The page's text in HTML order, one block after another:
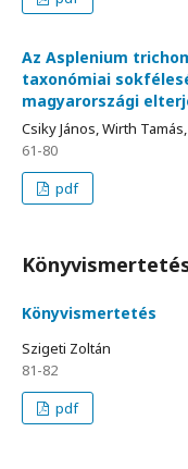
Az Asplenium
taxonómiai
magyarországi
Csiky János, Wirth
61-80
pdf
Könyvismertetés
Szigeti Zoltán
81-82
pdf